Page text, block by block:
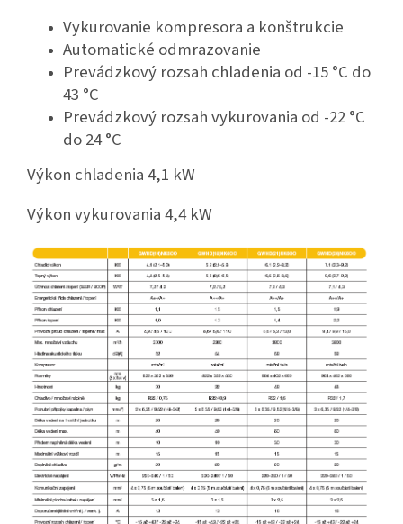
Vykurovanie kompresora a konštrukcie
Automatické odmrazovanie
Prevádzkový rozsah chladenia od -15 °C do
43 °C
Prevádzkový rozsah vykurovania od -22 °C
do 24 °C
Výkon chladenia 4,1 kW
Výkon vykurovania 4,4 kW